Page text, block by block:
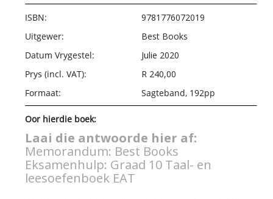
ISBN:
9781776072019
Uitgewer:
Best Books
Datum Vrygestel:
Julie 2020
Prys (incl. VAT):
R 240,00
Formaat:
Sagteband, 192pp
Oor hierdie boek:
Laai die antwoorde hier af:
Memorandum: Best Books
Eksamenhulp: Graad 10 Taal- en
leesoefenboek EAT